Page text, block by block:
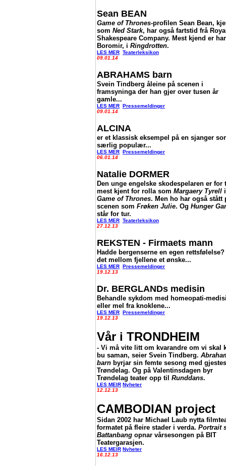
Sean BEAN
Game of Thrones-profilen Sean Bean,
som Ned Stark, har også fartstid frå
Shakespeare Company. Mest kjend er
Boromir, i Ringdrotten.
LES MER Teaterleksikon
09.01.14
ABRAHAMS barn
Svein Tindberg åleine på scenen i
framsyninga der han gjer over tusen år
gamle...
LES MER Pressemeldinger
09.01.14
ALCINA
er et klassisk eksempel på en sjanger
særlig populær...
LES MER Pressemeldinger
06.01.14
Natalie DORMER
Den unge engelske skodespelaren er for
mest kjent for rolla som Margaery Tyrell i
Game of Thrones. Men ho har også stått
scenen som Frøken Julie. Og Hunger
står for tur.
LES MER Teaterleksikon
27.12.13
REKSTEN - Firmaets mann
Hadde bergenserne en egen rettsfølelse?
det mellom fjellene et ønske...
LES MER Pressemeldinger
19.12.13
Dr. BERGLANDs medisin
Behandle sykdom med homeopati-
eller mel fra knoklene...
LES MER Pressemeldinger
19.12.13
Vår i TRONDHEIM
- Vi må vite litt om kvarandre om vi skal
bu saman, seier Svein Tindberg.
barn byrjar sin femte sesong med
Trøndelag. Og på Valentinsdagen byr
Trøndelag teater opp til Runddans.
LES MEIR Nyheter
12.12.13
CAMBODIAN project
Sidan 2002 har Michael Laub nytta
formatet på fleire stader i verda. Portrait
Battanbang opnar vårsesongen på BIT
Teatergarasjen.
LES MEIR Nyheter
16.12.13